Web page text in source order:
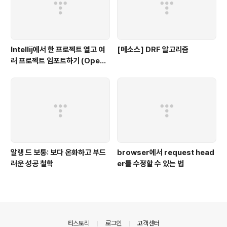
Intellij에서 한 프로젝트 열고 여
러 프로젝트 임포트하기 (Open
[메소스] DRF 알고리즘
알랭 드 보통: 보다 온화하고 부드
러운 성공 철학
browser에서 request head
er를 수정할 수 있는 법
티스토리 로그인 고객센터